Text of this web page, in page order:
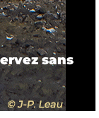
sans